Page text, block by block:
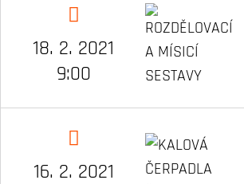
18. 2. 2021
9:00
16. 2. 2021